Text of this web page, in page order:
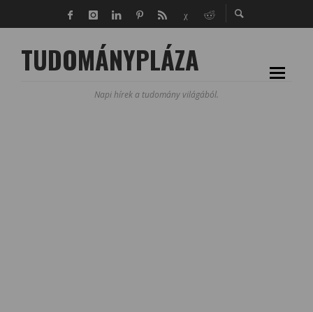
TUDOMÁNYPLÁZA
Napi hírek a tudomány világából.